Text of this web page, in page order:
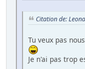
Citation de:
Tu veux pas
Je n'ai pas trop